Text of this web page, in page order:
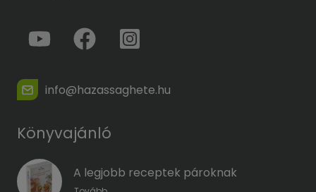
info@hazassaghete.hu
Könyvajánló
A legjobb receptek pároknak